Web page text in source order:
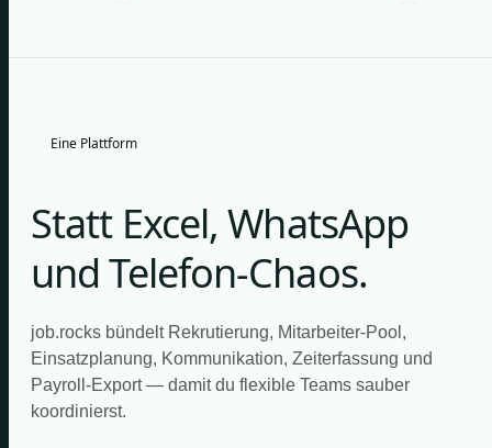
Eine Plattform
Statt Excel, WhatsApp
und Telefon-Chaos.
job.rocks bündelt Rekrutierung, Mitarbeiter-Pool,
Einsatzplanung, Kommunikation, Zeiterfassung und
Payroll-Export — damit du flexible Teams sauber
koordinierst.